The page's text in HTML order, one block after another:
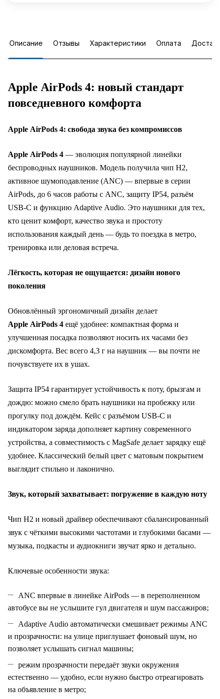
Описание Отзывы Характеристики Оплата
Apple AirPods 4: новый стандарт
повседневного комфорта
Apple AirPods 4: свобода звука без компромиссов
Apple AirPods 4 — эволюция популярной линейки
беспроводных наушников. Модель получила чип H2,
активное шумоподавление (ANC) — впервые в серии
AirPods, до 6 часов работы с ANC, защиту IP54, разъём
USB‑C и функцию Adaptive Audio. Это наушники для тех,
кто ценит комфорт, качество звука и простоту
использования каждый день — будь то поездка в метро,
тренировка или деловая встреча.
Лёгкость, которая не ощущается: дизайн нового
поколения
Обновлённый эргономичный дизайн делает
Apple AirPods 4 ещё удобнее: компактная форма и
улучшенная посадка позволяют носить их часами без
дискомфорта. Вес всего 4,3 г на наушник — вы почти не
почувствуете их в ушах.
Защита IP54 гарантирует устойчивость к поту, брызгам и
дождю: можно смело брать наушники на пробежку или
прогулку под дождём. Кейс с разъёмом USB‑C и
индикатором заряда дополняет картину современного
устройства, а совместимость с MagSafe делает зарядку ещё
удобнее. Классический белый цвет с матовым покрытием
выглядит стильно и лаконично.
Звук, который захватывает: погружение в каждую ноту
Чип H2 и новый драйвер обеспечивают сбалансированный
звук с чёткими высокими частотами и глубокими басами —
музыка, подкасты и аудиокниги звучат ярко и детально.
Ключевые особенности звука:
ANC впервые в линейке AirPods — в переполненном
автобусе вы не услышите гул двигателя и шум пассажиров;
Adaptive Audio автоматически смешивает режимы ANC
и прозрачности: на улице приглушает фоновый шум, но
позволяет услышать сигнал машины;
режим прозрачности передаёт звуки окружения
естественно — удобно, если нужно быстро отреагировать
на объявление в метро;